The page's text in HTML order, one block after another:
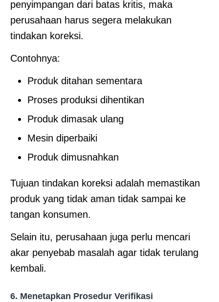
penyimpangan dari batas kritis, maka
perusahaan harus segera melakukan
tindakan koreksi.
Contohnya:
Produk ditahan sementara
Proses produksi dihentikan
Produk dimasak ulang
Mesin diperbaiki
Produk dimusnahkan
Tujuan tindakan koreksi adalah memastikan
produk yang tidak aman tidak sampai ke
tangan konsumen.
Selain itu, perusahaan juga perlu mencari
akar penyebab masalah agar tidak terulang
kembali.
6. Menetapkan Prosedur Verifikasi